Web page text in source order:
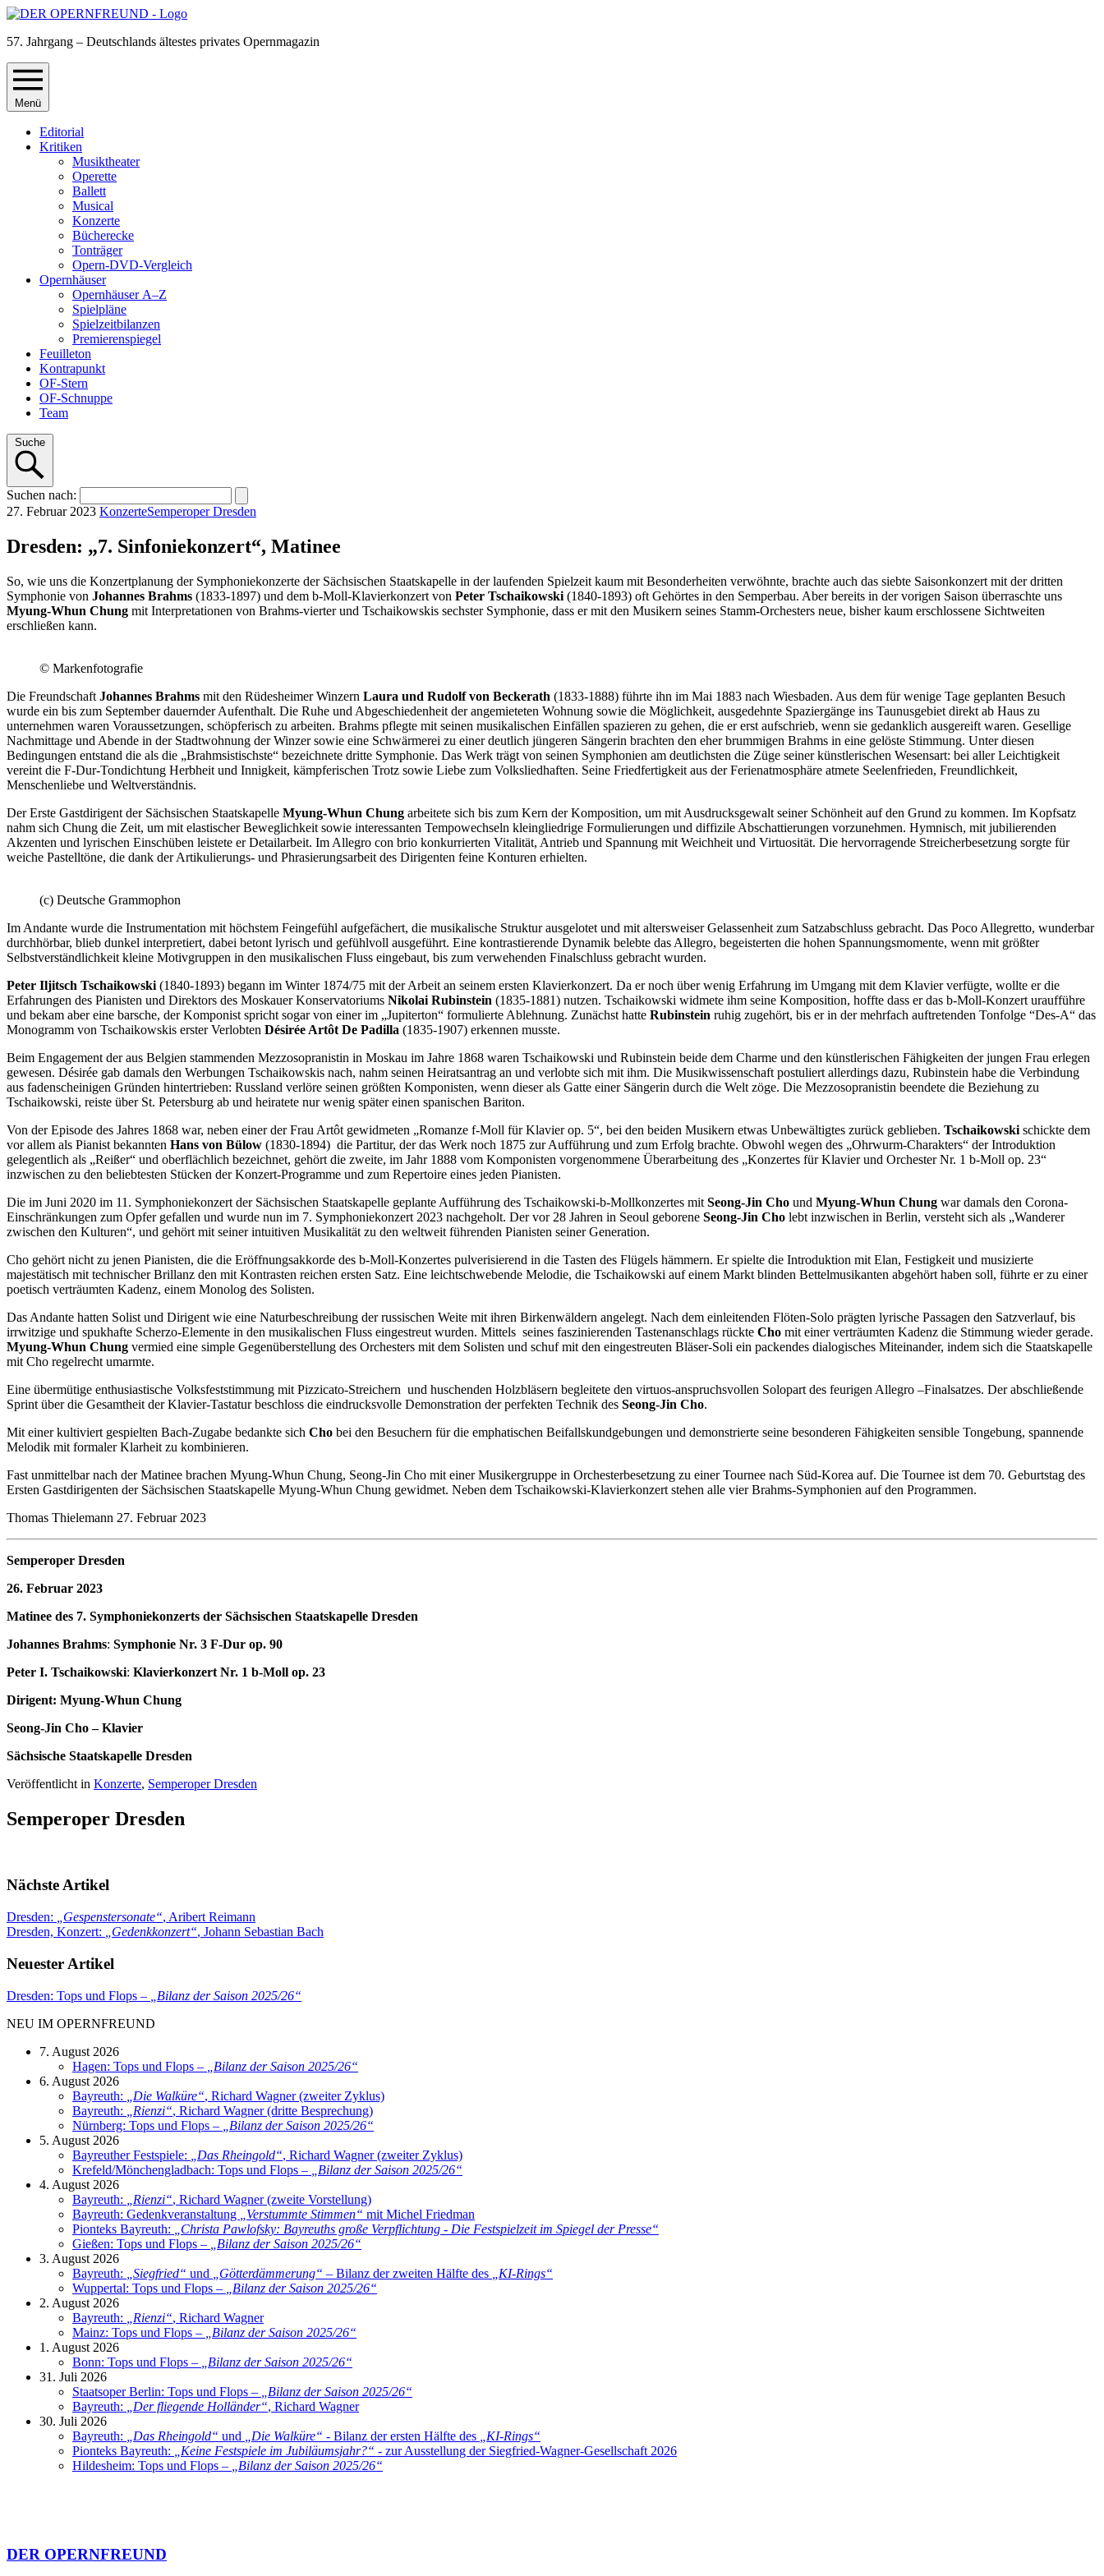
57. Jahrgang – Deutschlands ältestes privates Opernmagazin
Menü
Editorial
Kritiken
Musiktheater
Operette
Ballett
Musical
Konzerte
Bücherecke
Tonträger
Opern-DVD-Vergleich
Opernhäuser
Opernhäuser A–Z
Spielpläne
Spielzeitbilanzen
Premierenspiegel
Feuilleton
Kontrapunkt
OF-Stern
OF-Schnuppe
Team
Suche
Suchen nach:
27. Februar 2023 KonzerteSemperoper Dresden
Dresden: „7. Sinfoniekonzert“, Matinee
So, wie uns die Konzertplanung der Symphoniekonzerte der Sächsischen Staatskapelle in der laufenden Spielzeit kaum mit Besonderheiten verwöhnte, brachte auch das siebte Saisonkonzert mit der dritten
Symphonie von Johannes Brahms (1833-1897) und dem b-Moll-Klavierkonzert von Peter Tschaikowski (1840-1893) oft Gehörtes in den Semperbau. Aber bereits in der vorigen Saison überraschte uns
Myung-Whun Chung mit Interpretationen von Brahms-vierter und Tschaikowskis sechster Symphonie, dass er mit den Musikern seines Stamm-Orchesters neue, bisher kaum erschlossene Sichtweiten
erschließen kann.
© Markenfotografie
Die Freundschaft Johannes Brahms mit den Rüdesheimer Winzern Laura und Rudolf von Beckerath (1833-1888) führte ihn im Mai 1883 nach Wiesbaden. Aus dem für wenige Tage geplanten Besuch
wurde ein bis zum September dauernder Aufenthalt. Die Ruhe und Abgeschiedenheit der angemieteten Wohnung sowie die Möglichkeit, ausgedehnte Spaziergänge ins Taunusgebiet direkt ab Haus zu
unternehmen waren Voraussetzungen, schöpferisch zu arbeiten. Brahms pflegte mit seinen musikalischen Einfällen spazieren zu gehen, die er erst aufschrieb, wenn sie gedanklich ausgereift waren. Gesellige
Nachmittage und Abende in der Stadtwohnung der Winzer sowie eine Schwärmerei zu einer deutlich jüngeren Sängerin brachten den eher brummigen Brahms in eine gelöste Stimmung. Unter diesen
Bedingungen entstand die als die „Brahmsistischste“ bezeichnete dritte Symphonie. Das Werk trägt von seinen Symphonien am deutlichsten die Züge seiner künstlerischen Wesensart: bei aller Leichtigkeit
vereint die F-Dur-Tondichtung Herbheit und Innigkeit, kämpferischen Trotz sowie Liebe zum Volksliedhaften. Seine Friedfertigkeit aus der Ferienatmosphäre atmete Seelenfrieden, Freundlichkeit,
Menschenliebe und Weltverständnis.
Der Erste Gastdirigent der Sächsischen Staatskapelle Myung-Whun Chung arbeitete sich bis zum Kern der Komposition, um mit Ausdrucksgewalt seiner Schönheit auf den Grund zu kommen. Im Kopfsatz
nahm sich Chung die Zeit, um mit elastischer Beweglichkeit sowie interessanten Tempowechseln kleingliedrige Formulierungen und diffizile Abschattierungen vorzunehmen. Hymnisch, mit jubilierenden
Akzenten und lyrischen Einschüben leistete er Detailarbeit. Im Allegro con brio konkurrierten Vitalität, Antrieb und Spannung mit Weichheit und Virtuosität. Die hervorragende Streicherbesetzung sorgte für
weiche Pastelltöne, die dank der Artikulierungs- und Phrasierungsarbeit des Dirigenten feine Konturen erhielten.
(c) Deutsche Grammophon
Im Andante wurde die Instrumentation mit höchstem Feingefühl aufgefächert, die musikalische Struktur ausgelotet und mit altersweiser Gelassenheit zum Satzabschluss gebracht. Das Poco Allegretto, wunderbar
durchhörbar, blieb dunkel interpretiert, dabei betont lyrisch und gefühlvoll ausgeführt. Eine kontrastierende Dynamik belebte das Allegro, begeisterten die hohen Spannungsmomente, wenn mit größter
Selbstverständlichkeit kleine Motivgruppen in den musikalischen Fluss eingebaut, bis zum verwehenden Finalschluss gebracht wurden.
Peter Iljitsch Tschaikowski (1840-1893) begann im Winter 1874/75 mit der Arbeit an seinem ersten Klavierkonzert. Da er noch über wenig Erfahrung im Umgang mit dem Klavier verfügte, wollte er die
Erfahrungen des Pianisten und Direktors des Moskauer Konservatoriums Nikolai Rubinstein (1835-1881) nutzen. Tschaikowski widmete ihm seine Komposition, hoffte dass er das b-Moll-Konzert uraufführe
und bekam aber eine barsche, der Komponist spricht sogar von einer im „Jupiterton“ formulierte Ablehnung. Zunächst hatte Rubinstein ruhig zugehört, bis er in der mehrfach auftretenden Tonfolge “Des-A“ das
Monogramm von Tschaikowskis erster Verlobten Désirée Artôt De Padilla (1835-1907) erkennen musste.
Beim Engagement der aus Belgien stammenden Mezzosopranistin in Moskau im Jahre 1868 waren Tschaikowski und Rubinstein beide dem Charme und den künstlerischen Fähigkeiten der jungen Frau erlegen
gewesen. Désirée gab damals den Werbungen Tschaikowskis nach, nahm seinen Heiratsantrag an und verlobte sich mit ihm. Die Musikwissenschaft postuliert allerdings dazu, Rubinstein habe die Verbindung
aus fadenscheinigen Gründen hintertrieben: Russland verlöre seinen größten Komponisten, wenn dieser als Gatte einer Sängerin durch die Welt zöge. Die Mezzosopranistin beendete die Beziehung zu
Tschaikowski, reiste über St. Petersburg ab und heiratete nur wenig später einen spanischen Bariton.
Von der Episode des Jahres 1868 war, neben einer der Frau Artôt gewidmeten „Romanze f-Moll für Klavier op. 5“, bei den beiden Musikern etwas Unbewältigtes zurück geblieben. Tschaikowski schickte dem
vor allem als Pianist bekannten Hans von Bülow (1830-1894) die Partitur, der das Werk noch 1875 zur Aufführung und zum Erfolg brachte. Obwohl wegen des „Ohrwurm-Charakters“ der Introduktion
gelegentlich als „Reißer“ und oberflächlich bezeichnet, gehört die zweite, im Jahr 1888 vom Komponisten vorgenommene Überarbeitung des „Konzertes für Klavier und Orchester Nr. 1 b-Moll op. 23“
inzwischen zu den beliebtesten Stücken der Konzert-Programme und zum Repertoire eines jeden Pianisten.
Die im Juni 2020 im 11. Symphoniekonzert der Sächsischen Staatskapelle geplante Aufführung des Tschaikowski-b-Mollkonzertes mit Seong-Jin Cho und Myung-Whun Chung war damals den Corona-
Einschränkungen zum Opfer gefallen und wurde nun im 7. Symphoniekonzert 2023 nachgeholt. Der vor 28 Jahren in Seoul geborene Seong-Jin Cho lebt inzwischen in Berlin, versteht sich als „Wanderer
zwischen den Kulturen“, und gehört mit seiner intuitiven Musikalität zu den weltweit führenden Pianisten seiner Generation.
Cho gehört nicht zu jenen Pianisten, die die Eröffnungsakkorde des b-Moll-Konzertes pulverisierend in die Tasten des Flügels hämmern. Er spielte die Introduktion mit Elan, Festigkeit und musizierte
majestätisch mit technischer Brillanz den mit Kontrasten reichen ersten Satz. Eine leichtschwebende Melodie, die Tschaikowski auf einem Markt blinden Bettelmusikanten abgehört haben soll, führte er zu einer
poetisch verträumten Kadenz, einem Monolog des Solisten.
Das Andante hatten Solist und Dirigent wie eine Naturbeschreibung der russischen Weite mit ihren Birkenwäldern angelegt. Nach dem einleitenden Flöten-Solo prägten lyrische Passagen den Satzverlauf, bis
irrwitzige und spukhafte Scherzo-Elemente in den musikalischen Fluss eingestreut wurden. Mittels seines faszinierenden Tastenanschlags rückte Cho mit einer verträumten Kadenz die Stimmung wieder gerade.
Myung-Whun Chung vermied eine simple Gegenüberstellung des Orchesters mit dem Solisten und schuf mit den eingestreuten Bläser-Soli ein packendes dialogisches Miteinander, indem sich die Staatskapelle
mit Cho regelrecht umarmte.
Eine übermütige enthusiastische Volksfeststimmung mit Pizzicato-Streichern und huschenden Holzbläsern begleitete den virtuos-anspruchsvollen Solopart des feurigen Allegro –Finalsatzes. Der abschließende
Sprint über die Gesamtheit der Klavier-Tastatur beschloss die eindrucksvolle Demonstration der perfekten Technik des Seong-Jin Cho.
Mit einer kultiviert gespielten Bach-Zugabe bedankte sich Cho bei den Besuchern für die emphatischen Beifallskundgebungen und demonstrierte seine besonderen Fähigkeiten sensible Tongebung, spannende
Melodik mit formaler Klarheit zu kombinieren.
Fast unmittelbar nach der Matinee brachen Myung-Whun Chung, Seong-Jin Cho mit einer Musikergruppe in Orchesterbesetzung zu einer Tournee nach Süd-Korea auf. Die Tournee ist dem 70. Geburtstag des
Ersten Gastdirigenten der Sächsischen Staatskapelle Myung-Whun Chung gewidmet. Neben dem Tschaikowski-Klavierkonzert stehen alle vier Brahms-Symphonien auf den Programmen.
Thomas Thielemann 27. Februar 2023
Semperoper Dresden
26. Februar 2023
Matinee des 7. Symphoniekonzerts der Sächsischen Staatskapelle Dresden
Johannes Brahms: Symphonie Nr. 3 F-Dur op. 90
Peter I. Tschaikowski: Klavierkonzert Nr. 1 b-Moll op. 23
Dirigent: Myung-Whun Chung
Seong-Jin Cho – Klavier
Sächsische Staatskapelle Dresden
Veröffentlicht in Konzerte, Semperoper Dresden
Semperoper Dresden
Nächste Artikel
Dresden: Gespenstersonate“, Aribert Reimann
Dresden, Konzert:
Gedenkkonzert“, Johann Sebastian Bach
Neuester Artikel
Dresden: Tops und Flops – Bilanz der Saison 2025/26“
NEU IM OPERNFREUND
7. August 2026
Hagen: Tops und Flops –
Bilanz der Saison 2025/26“
6. August 2026
Bayreuth:
Die Walküre“, Richard Wagner (zweiter Zyklus)
Bayreuth:
Rienzi“, Richard Wagner (dritte Besprechung)
Nürnberg: Tops und Flops –
Bilanz der Saison 2025/26“
5. August 2026
Bayreuther Festspiele:
Das Rheingold“, Richard Wagner (zweiter Zyklus)
Krefeld/Mönchengladbach: Tops und Flops –
Bilanz der Saison 2025/26“
4. August 2026
Bayreuth:
Rienzi“, Richard Wagner (zweite Vorstellung)
Bayreuth: Gedenkveranstaltung
Verstummte Stimmen“ mit Michel Friedman
Pionteks Bayreuth:
Christa Pawlofsky: Bayreuths große Verpflichtung - Die Festspielzeit im Spiegel der Presse“
Gießen: Tops und Flops –
Bilanz der Saison 2025/26“
3. August 2026
Bayreuth:
„Siegfried“ und Götterdämmerung“ – Bilanz der zweiten Hälfte des KI-Rings“
Wuppertal: Tops und Flops –
Bilanz der Saison 2025/26“
2. August 2026
Bayreuth:
Rienzi“, Richard Wagner
Mainz: Tops und Flops –
Bilanz der Saison 2025/26“
1. August 2026
Bonn: Tops und Flops –
Bilanz der Saison 2025/26“
31. Juli 2026
Staatsoper Berlin: Tops und Flops –
Bilanz der Saison 2025/26“
Bayreuth:
Der fliegende Holländer“, Richard Wagner
30. Juli 2026
Bayreuth:
Das Rheingold“ und Die Walküre“ - Bilanz der ersten Hälfte des KI-Rings“
Pionteks Bayreuth:
Keine Festspiele im Jubiläumsjahr?“ - zur Ausstellung der Siegfried-Wagner-Gesellschaft 2026
Hildesheim: Tops und Flops –
Bilanz der Saison 2025/26“
DER OPERNFREUND